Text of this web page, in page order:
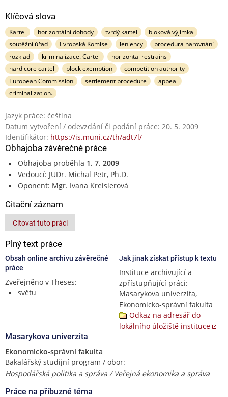
Klíčová slova
Kartel horizontální dohody tvrdý kartel
bloková výjimka
soutěžní úřad
Evropská Komise leniency
procedura narovnání
rozklad
kriminalizace. Cartel
horizontal restrains
hard core cartel
block exemption
competition authority
European Commission
settlement procedure
appeal
criminalization.
Jazyk práce: čeština
Datum vytvoření / odevzdání či podání práce: 20. 5. 2009
Identifikátor: https://is.muni.cz/th/adt7l/
Obhajoba závěrečné práce
Obhajoba proběhla 1. 7. 2009
Vedoucí: JUDr. Michal Petr, Ph.D.
Oponent: Mgr. Ivana Kreislerová
Citační záznam
Citovat tuto práci
Plný text práce
Obsah online archivu závěrečné
práce
Zveřejněno v Theses:
světu
Jak jinak získat přístup k textu
Instituce archivující a
zpřístupňující práci:
Masarykova univerzita,
Ekonomicko-správní fakulta
Odkaz na adresář do
lokálního úložiště instituce
Masarykova univerzita
Ekonomicko-správní fakulta
Bakalářský studijní program / obor:
Hospodářská politika a správa / Veřejná ekonomika a správa
Práce na příbuzné téma